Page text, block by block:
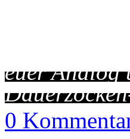
euer Analog
0